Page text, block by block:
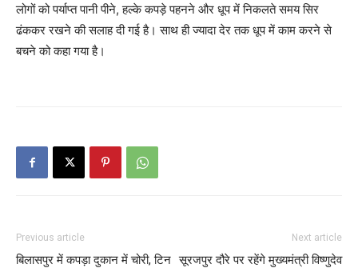
लोगों को पर्याप्त पानी पीने, हल्के कपड़े पहनने और धूप में निकलते समय सिर
ढंककर रखने की सलाह दी गई है। साथ ही ज्यादा देर तक धूप में काम करने से
बचने को कहा गया है।
Previous article
बिलासपुर में कपड़ा दुकान में चोरी, टिन
Next article
सूरजपुर दौरे पर रहेंगे मुख्यमंत्री विष्णुदेव